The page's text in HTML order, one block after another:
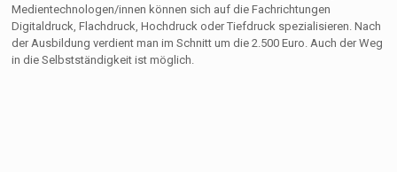
Medientechnologen/innen können sich auf die Fachrichtungen
Digitaldruck, Flachdruck, Hochdruck oder Tiefdruck spezialisieren. Nach
der Ausbildung verdient man im Schnitt um die 2.500 Euro. Auch der Weg
in die Selbstständigkeit ist möglich.